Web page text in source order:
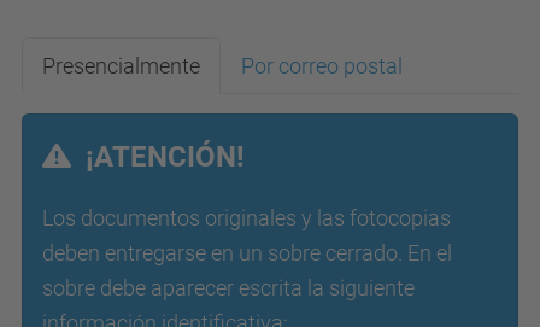
Presencialmente Por correo postal
¡ATENCIÓN!
Los documentos originales y las fotocopias
deben entregarse en un sobre cerrado. En el
sobre debe aparecer escrita la siguiente